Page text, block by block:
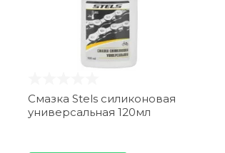
Смазка Stels силиконовая
универсальная 120мл